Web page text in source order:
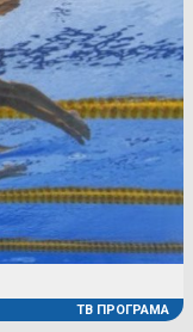
ТВ ПРОГРАМА